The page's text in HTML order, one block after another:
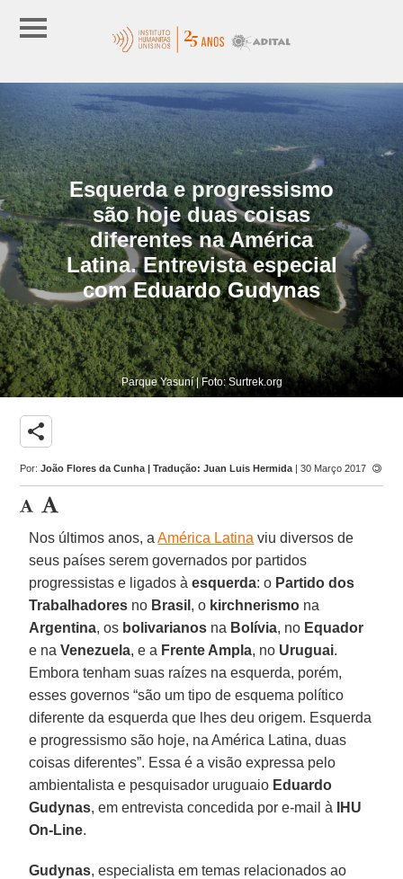
Esquerda e progressismo
são hoje duas coisas
diferentes na América
Latina. Entrevista especial
com Eduardo Gudynas
Parque Yasuní | Foto: Surtrek.org
share
Por:João Flores da Cunha | Tradução: Juan Luis Hermida | 30 Março 2017
Nos últimos anos, aAmérica Latina viu diversos de
seus países serem governados por partidos
progressistas e ligados àesquerda: o Partido dos
Trabalhadores no Brasil , o kirchnerismo na
Argentina, os bolivarianos na Bolívia, no Equador
e naVenezuela, e a Frente Ampla, no Uruguai.
Embora tenham suas raízes na esquerda, porém,
esses governos “são um tipo de esquema político
diferente da esquerda que lhes deu origem. Esquerda
e progressismo são hoje, na América Latina, duas
coisas diferentes”. Essa é a visão expressa pelo
ambientalista e pesquisador uruguaio Eduardo
Gudynas, em entrevista concedida por e-mail à
IHU
On-Line.
Gudynas, especialista em temas relacionados ao